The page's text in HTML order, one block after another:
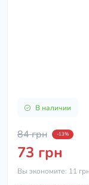
В наличии
84 грн -13%
73 грн
Вы экономите: 11 грн